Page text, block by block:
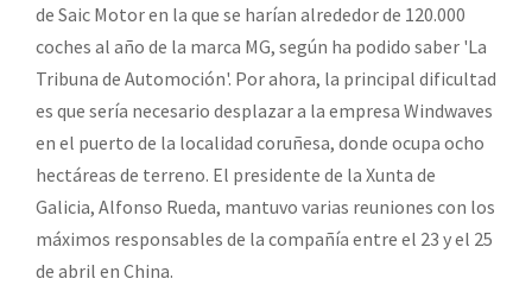
de Saic Motor en la que se harían alrededor de 120.000
coches al año de la marca MG, según ha podido saber 'La
Tribuna de Automoción'. Por ahora, la principal dificultad
es que sería necesario desplazar a la empresa Windwaves
en el puerto de la localidad coruñesa, donde ocupa ocho
hectáreas de terreno. El presidente de la Xunta de
Galicia, Alfonso Rueda, mantuvo varias reuniones con los
máximos responsables de la compañía entre el 23 y el 25
de abril en China.